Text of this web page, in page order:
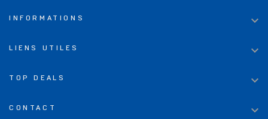
INFORMATIONS 
LIENS UTILES 
TOP DEALS 
CONTACT 